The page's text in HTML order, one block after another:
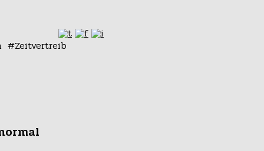
Zeitvertreib